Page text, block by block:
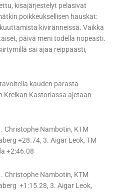
kisajärjestelyt pelasivat
poikkeuksellisen hauskat:
kiviränneissä. Vaikka
päivä meni todella nopeasti.
sai ajaa reippaasti,
kauden parasta
Kreikan Kastoriassa ajetaan
Christophe Nambotin, KTM
+28.74, 3. Aigar Leok, TM
+2:46.08
Christophe Nambotin, KTM
+1:15.28, 3. Aigar Leok,